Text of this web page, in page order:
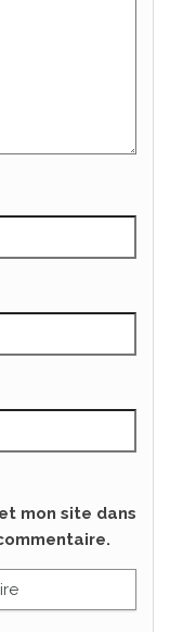
mon site dans